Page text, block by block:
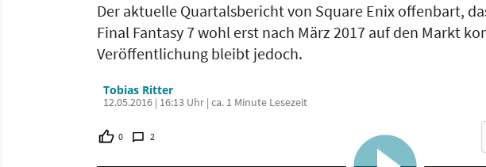
Der aktuelle Quartalsbericht von Square Enix offenbart,
Final Fantasy 7 wohl erst nach März 2017 auf den Markt
Veröffentlichung bleibt jedoch.
Tobias Ritter
12.05.2016 | 16:13 Uhr | ca. 1 Minute Lesezeit
0 2